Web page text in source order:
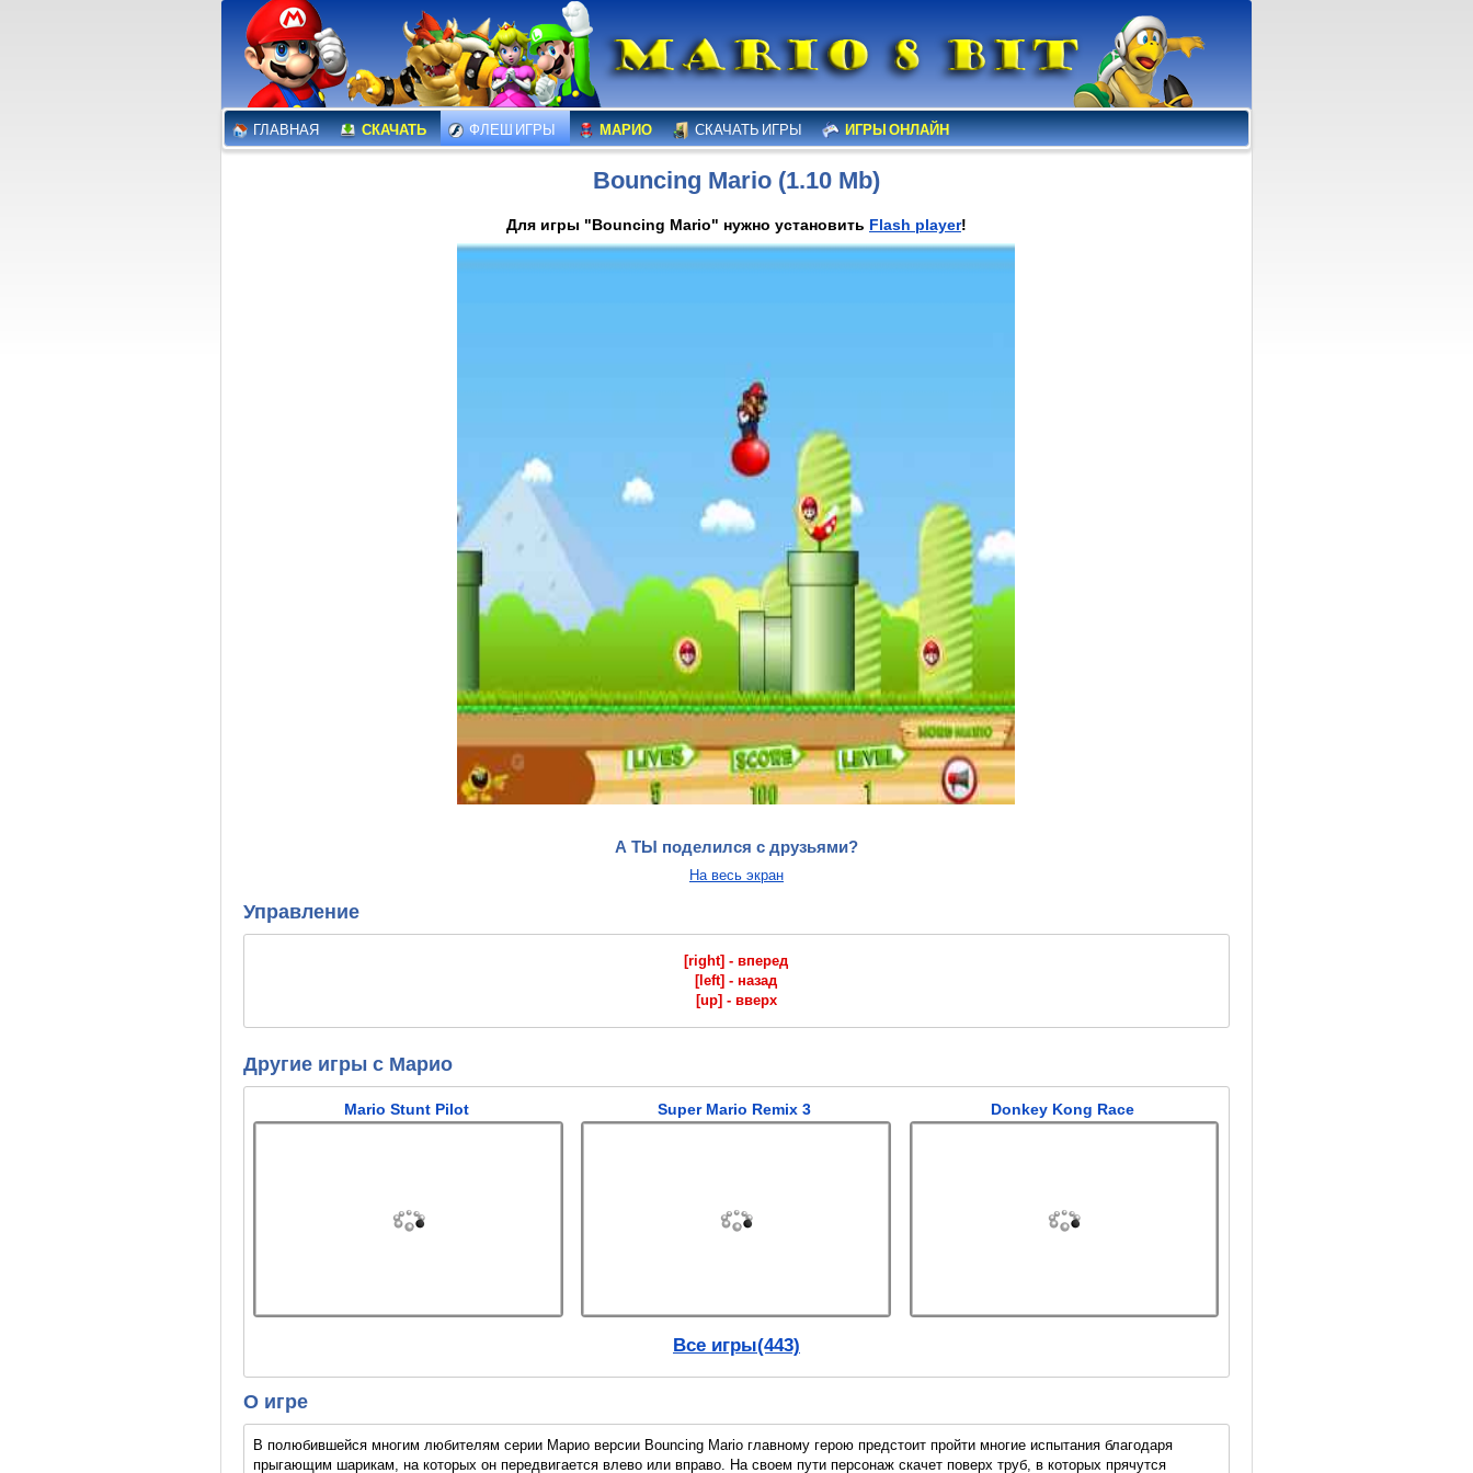
ГЛАВНАЯ СКАЧАТЬ ФЛЕШ ИГРЫ МАРИО СКАЧАТЬ ИГРЫ ИГРЫ ОНЛАЙН
Bouncing Mario (1.10 Mb)
Для игры "Bouncing Mario" нужно установить Flash player!
А ТЫ поделился с друзьями?
На весь экран
Управление
[right] - вперед
[left] - назад
[up] - вверх
Другие игры с Марио
Mario Stunt Pilot Super Mario Remix 3 Donkey Kong Race
Все игры(443)
О игре
В полюбившейся многим любителям серии Марио версии Bouncing Mario главному герою предстоит пройти многие испытания благодаря
прыгающим шарикам, на которых он передвигается влево или вправо. На своем пути персонаж скачет поверх труб, в которых прячутся